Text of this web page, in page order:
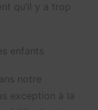
qu’il y a trop
enfants
notre
exception à la